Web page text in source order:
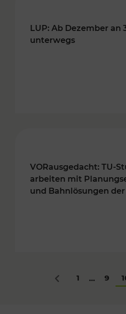
LUP: Ab Dezember an
unterwegs
VORausgedacht: TU-
arbeiten mit
und Bahnlösungen
Zurück
1 ... 9